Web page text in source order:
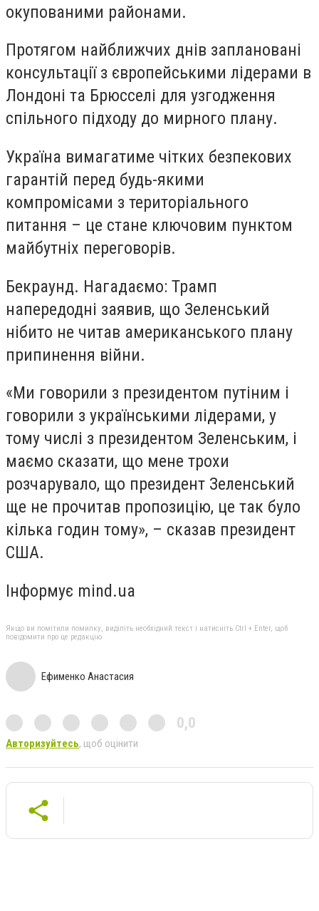
окупованими районами.
Протягом найближчих днів заплановані
консультації з європейськими лідерами в
Лондоні та Брюсселі для узгодження
спільного підходу до мирного плану.
Україна вимагатиме чітких безпекових
гарантій перед будь-якими
компромісами з територіального
питання – це стане ключовим пунктом
майбутніх переговорів.
Бекраунд. Нагадаємо: Трамп
напередодні заявив, що Зеленський
нібито не читав американського плану
припинення війни.
«Ми говорили з президентом путіним і
говорили з українськими лідерами, у
тому числі з президентом Зеленським, і
маємо сказати, що мене трохи
розчарувало, що президент Зеленський
ще не прочитав пропозицію, це так було
кілька годин тому», – сказав президент
США.
Інформує mind.ua
Якщо ви помітили помилку, виділіть необхідний текст і натисніть Ctrl + Enter, щоб
повідомити про це редакцію
Ефименко Анастасия
0,0
Авторизуйтесь, щоб оцінити